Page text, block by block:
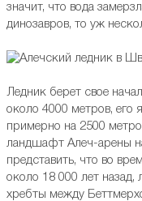
значит, что вода
динозавров, то уж
Ледник берет свое
около 4000 метров, его
примерно на 2500
ландшафт Алеч-арены
представить, что во
около 18 000 лет
хребты между